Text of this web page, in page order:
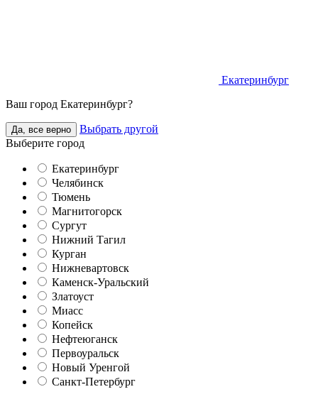
Екатеринбург
Ваш город Екатеринбург?
Да, все верно
Выбрать другой
Выберите город
Екатеринбург
Челябинск
Тюмень
Магнитогорск
Сургут
Нижний Тагил
Курган
Нижневартовск
Каменск-Уральский
Златоуст
Миасс
Копейск
Нефтеюганск
Первоуральск
Новый Уренгой
Санкт-Петербург